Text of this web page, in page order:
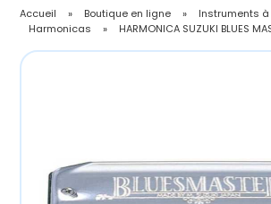
Accueil » Boutique en ligne » Instruments
Harmonicas
» HARMONICA SUZUKI BLUES